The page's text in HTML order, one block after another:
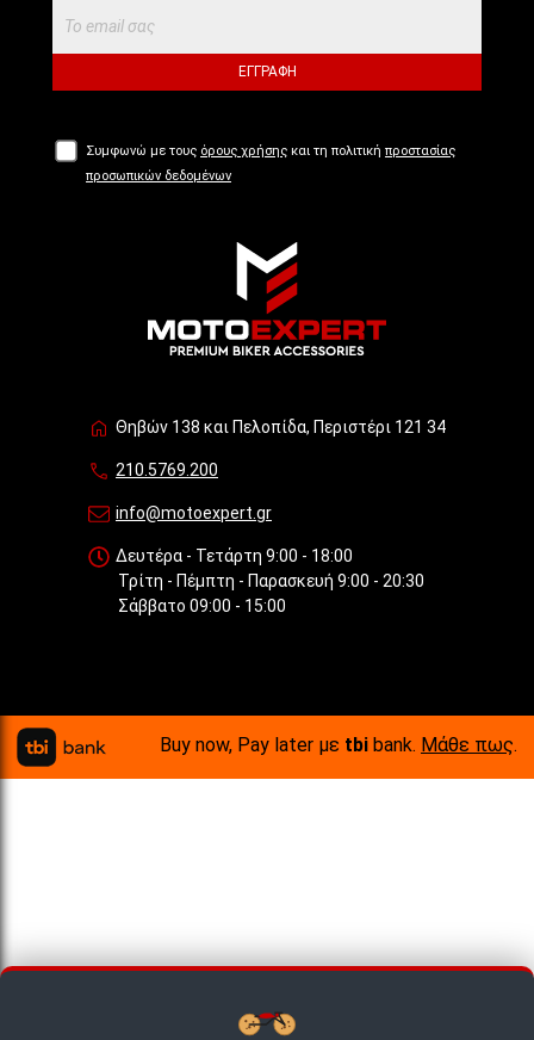
ΕΓΓΡΑΦΉ
Συμφωνώ με τους όρους χρήσης και τη πολιτική προστασίας
προσωπικών δεδομένων
Θηβών 138 και Πελοπίδα, Περιστέρι 121 34
210.5769.200
info@motoexpert.gr
Δευτέρα - Τετάρτη 9:00 - 18:00
Τρίτη - Πέμπτη - Παρασκευή 9:00 - 20:30
Σάββατο 09:00 - 15:00
Buy now, Pay later με tbi bank. Μάθε πως.